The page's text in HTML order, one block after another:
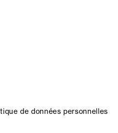
de données personnelles